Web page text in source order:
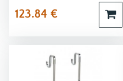
123.84 €